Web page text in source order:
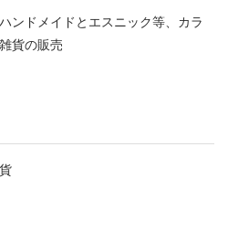
ンドメイドとエスニック等、カラ
貨の販売